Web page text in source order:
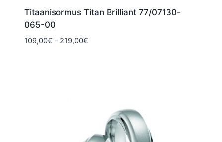
Titaanisormus Titan Brilliant 77/07130-
065-00
109,00€ – 219,00€Hintaluokka: